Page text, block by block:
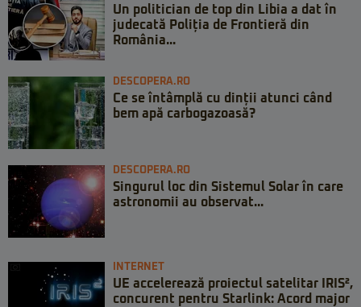
Un politician de top din Libia a dat în
judecată Poliția de Frontieră din
România...
DESCOPERA.RO
Ce se întâmplă cu dinții atunci când
bem apă carbogazoasă?
DESCOPERA.RO
Singurul loc din Sistemul Solar în care
astronomii au observat...
INTERNET
UE accelerează proiectul satelitar IRIS²,
concurent pentru Starlink: Acord major